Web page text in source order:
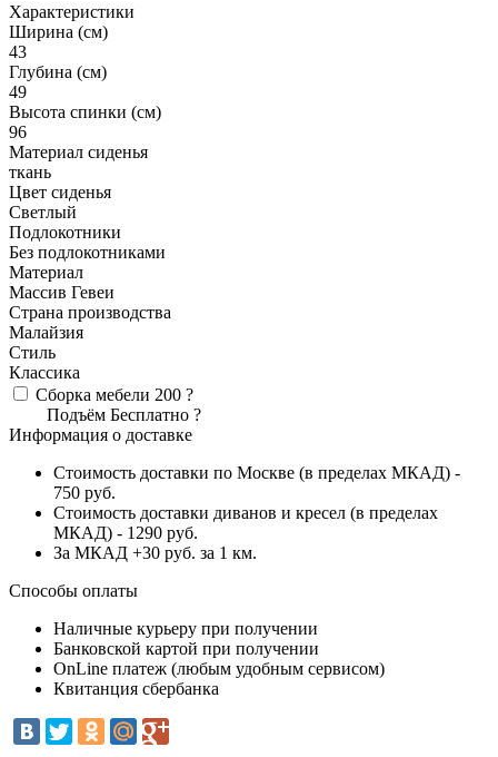
Характеристики
Ширина (см)
43
Глубина (см)
49
Высота спинки (см)
96
Материал сиденья
ткань
Цвет сиденья
Светлый
Подлокотники
Без подлокотниками
Материал
Массив Гевеи
Страна производства
Малайзия
Стиль
Классика
Сборка мебели 200 ?
Подъём Бесплатно ?
Информация о доставке
Стоимость доставки по Москве (в пределах МКАД) -
750 руб.
Стоимость доставки диванов и кресел (в пределах
МКАД) - 1290 руб.
За МКАД +30 руб. за 1 км.
Способы оплаты
Наличные курьеру при получении
Банковской картой при получении
OnLine платеж (любым удобным сервисом)
Квитанция сбербанка